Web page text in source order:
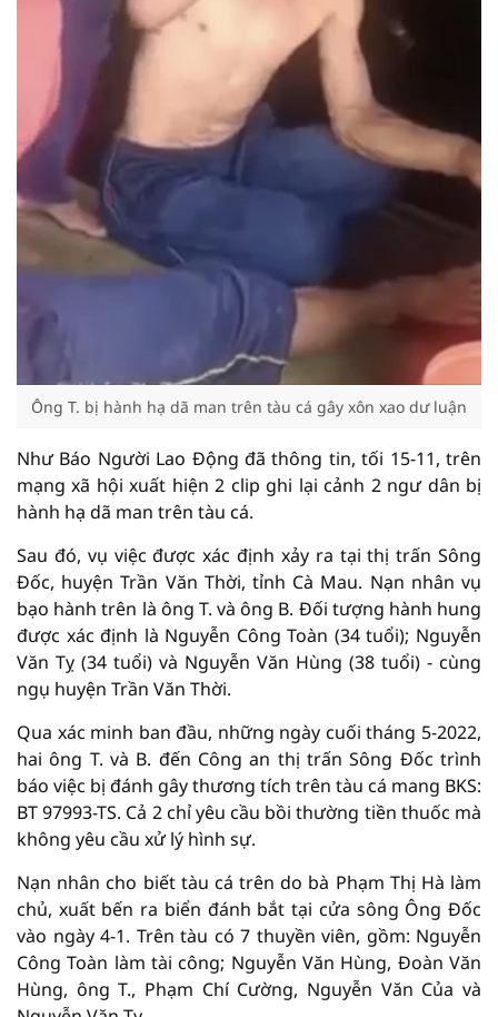
Ông T. bị hành hạ dã man trên tàu cá gây xôn xao dư luận
Như Báo Người Lao Động đã thông tin, tối 15-11, trên
mạng xã hội xuất hiện 2 clip ghi lại cảnh 2 ngư dân bị
hành hạ dã man trên tàu cá.
Sau đó, vụ việc được xác định xảy ra tại thị trấn Sông
Đốc, huyện Trần Văn Thời, tỉnh Cà Mau. Nạn nhân vụ
bạo hành trên là ông T. và ông B. Đối tượng hành hung
được xác định là Nguyễn Công Toàn (34 tuổi); Nguyễn
Văn Tỵ (34 tuổi) và Nguyễn Văn Hùng (38 tuổi) - cùng
ngụ huyện Trần Văn Thời.
Qua xác minh ban đầu, những ngày cuối tháng 5-2022,
hai ông T. và B. đến Công an thị trấn Sông Đốc trình
báo việc bị đánh gây thương tích trên tàu cá mang BKS:
BT 97993-TS. Cả 2 chỉ yêu cầu bồi thường tiền thuốc mà
không yêu cầu xử lý hình sự.
Nạn nhân cho biết tàu cá trên do bà Phạm Thị Hà làm
chủ, xuất bến ra biển đánh bắt tại cửa sông Ông Đốc
vào ngày 4-1. Trên tàu có 7 thuyền viên, gồm: Nguyễn
Công Toàn làm tài công; Nguyễn Văn Hùng, Đoàn Văn
Hùng, ông T., Phạm Chí Cường, Nguyễn Văn Của và